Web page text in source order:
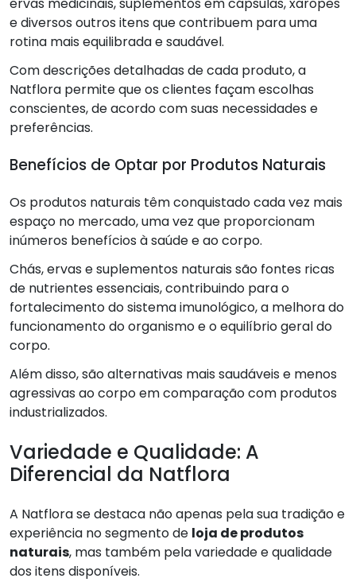
ervas medicinais, suplementos em cápsulas, xaropes
e diversos outros itens que contribuem para uma
rotina mais equilibrada e saudável.
Com descrições detalhadas de cada produto, a
Natflora permite que os clientes façam escolhas
conscientes, de acordo com suas necessidades e
preferências.
Benefícios de Optar por Produtos Naturais
Os produtos naturais têm conquistado cada vez mais
espaço no mercado, uma vez que proporcionam
inúmeros benefícios à saúde e ao corpo.
Chás, ervas e suplementos naturais são fontes ricas
de nutrientes essenciais, contribuindo para o
fortalecimento do sistema imunológico, a melhora do
funcionamento do organismo e o equilíbrio geral do
corpo.
Além disso, são alternativas mais saudáveis e menos
agressivas ao corpo em comparação com produtos
industrializados.
Variedade e Qualidade: A
Diferencial da Natflora
A Natflora se destaca não apenas pela sua tradição e
experiência no segmento de loja de produtos
naturais, mas também pela variedade e qualidade
dos itens disponíveis.